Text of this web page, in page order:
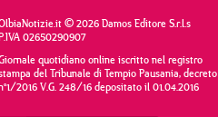
© 2026 Damos Editore S.r.l.s
02650290907
quotidiano online iscritto nel registro
del Tribunale di Tempio Pausania, decreto
2016 V.G. 248/16 depositato il 01.04.2016